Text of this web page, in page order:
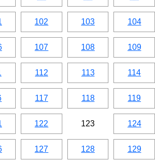
102 103 104
107 108 109
112 113 114
117 118 119
122 123 124
127 128 129